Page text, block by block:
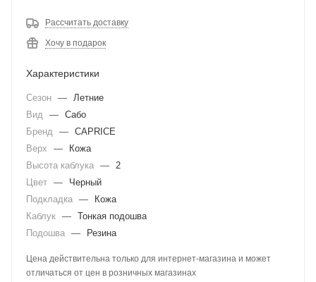
Рассчитать доставку
Хочу в подарок
Характеристики
Сезон —
Летние
Вид
— Сабо
Бренд
— CAPRICE
Верх
—
Кожа
Высота каблука —
2
Цвет —
Черный
Подкладка —
Кожа
Каблук — Тонкая подошва
Подошва — Резина
Цена действительна только для интернет-магазина и может
отличаться от цен в розничных магазинах